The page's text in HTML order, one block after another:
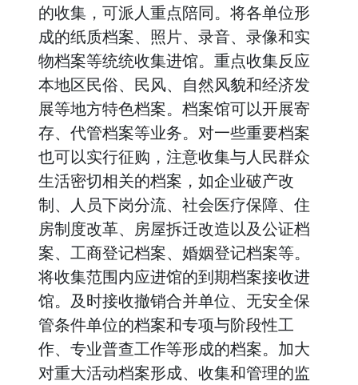
的收集，可派人重点陪同。将各单位形
成的纸质档案、照片、录音、录像和实
物档案等统统收集进馆。重点收集反应
本地区民俗、民风、自然风貌和经济发
展等地方特色档案。档案馆可以开展寄
存、代管档案等业务。对一些重要档案
也可以实行征购，注意收集与人民群众
生活密切相关的档案，如企业破产改
制、人员下岗分流、社会医疗保障、住
房制度改革、房屋拆迁改造以及公证档
案、工商登记档案、婚姻登记档案等。
将收集范围内应进馆的到期档案接收进
馆。及时接收撤销合并单位、无安全保
管条件单位的档案和专项与阶段性工
作、专业普查工作等形成的档案。加大
对重大活动档案形成、收集和管理的监